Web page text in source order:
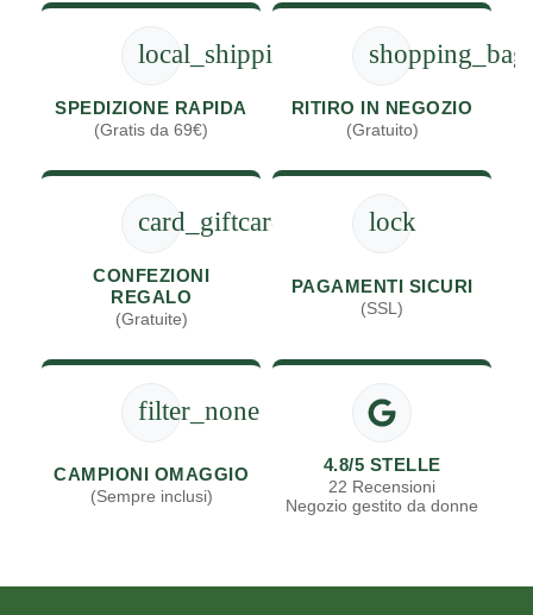
local_shipping
SPEDIZIONE RAPIDA
(Gratis da 69€)
shopping_bag
RITIRO IN NEGOZIO
(Gratuito)
card_giftcard
CONFEZIONI
REGALO
(Gratuite)
lock
PAGAMENTI SICURI
(SSL)
filter_none
CAMPIONI OMAGGIO
(Sempre inclusi)
4.8/5 STELLE
22 Recensioni
Negozio gestito da donne